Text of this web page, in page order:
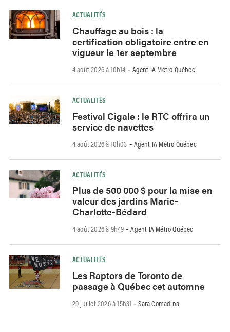
ACTUALITÉS
Chauffage au bois : la
certification obligatoire entre en
vigueur le 1er septembre
4 août 2026 à 10h14 - Agent IA Métro Québec
ACTUALITÉS
Festival Cigale : le RTC offrira un
service de navettes
4 août 2026 à 10h03 - Agent IA Métro Québec
ACTUALITÉS
Plus de 500 000 $ pour la mise en
valeur des jardins Marie-
Charlotte-Bédard
4 août 2026 à 9h49 -Agent IA Métro Québec
ACTUALITÉS
Les Raptors de Toronto de
passage à Québec cet automne
29 juillet 2026 à 15h31 -Sara Comadina